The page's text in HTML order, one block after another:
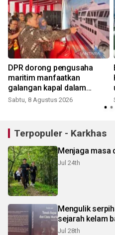
DPR dorong pengusaha
maritim manfaatkan
galangan kapal dalam
negeri
Sabtu, 8 Agustus 2026
Terpopuler - Karkhas
Menjaga masa
Jul 24th
Mengulik
sejarah kelam
Jul 28th